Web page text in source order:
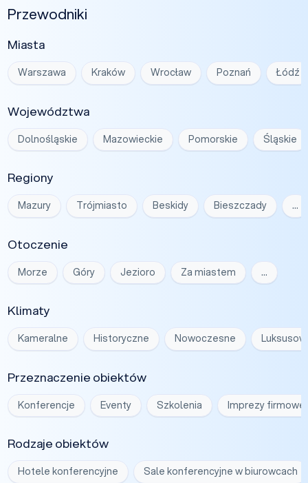
Przewodniki
Miasta
Warszawa Kraków Wrocław Poznań Łódź
Województwa
Dolnośląskie Mazowieckie Pomorskie Śląskie
Regiony
Mazury Trójmiasto Beskidy Bieszczady …
Otoczenie
Morze Góry Jezioro Za miastem …
Klimaty
Kameralne Historyczne Nowoczesne
Przeznaczenie obiektów
Konferencje Eventy Szkolenia Imprezy firmowe
Rodzaje obiektów
Hotele konferencyjne Sale konferencyjne w biurowcach